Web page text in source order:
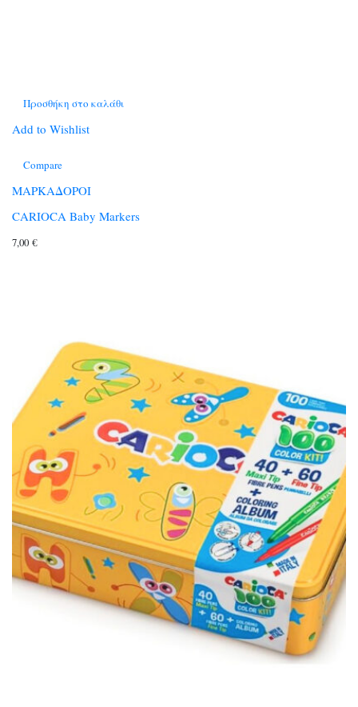
Προσθήκη στο καλάθι
Add to Wishlist
Compare
ΜΑΡΚΑΔΟΡΟΙ
CARIOCA Baby Markers
7,00 €